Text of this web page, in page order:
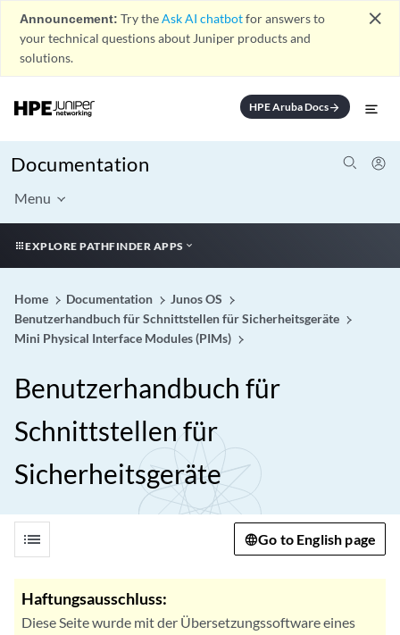
Announcement: Try theAsk AI chatbotfor answers to
your technical questions about Juniper products and
solutions.
close
HPE Aruba Docsarrow_forward
Documentation
Menu
EXPLORE PATHFINDER APPS
Home Documentation
Junos OS
Benutzerhandbuch für Schnittstellen für Sicherheitsgeräte
Mini Physical Interface Modules (PIMs)
Benutzerhandbuch für
Schnittstellen für
Sicherheitsgeräte
list Go to English page
Haftungsausschluss:
Diese Seite wurde mit der Übersetzungssoftware eines